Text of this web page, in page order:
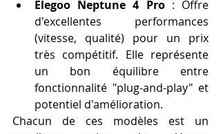
Elegoo Neptune 4 Pro : Offre
d'excellentes performances
(vitesse, qualité) pour un prix
très compétitif. Elle représente
un bon équilibre entre
fonctionnalité "plug-and-play" et
potentiel d'amélioration.
Chacun de ces modèles est un